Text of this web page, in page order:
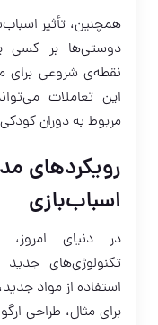
همچنین، تأثیر
دوستی‌ها بر کسی
نقطه‌ی شروعی برای
این تعاملات
مربوط به دوران
رویکردهای
اسباب‌بازی
در دنیای
تکنولوژی‌های
استفاده از مواد
برای مثال، طراحی